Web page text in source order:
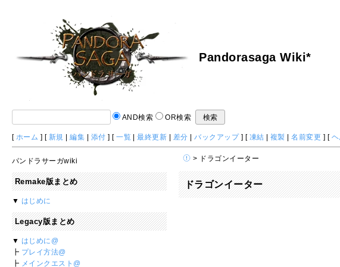
Pandorasaga Wiki*
AND検索 OR検索
[ ホーム ] [ 新規 |編集 添付 ] [一覧 |最終更新 差分 |バックアップ] [ 凍結 複製 |名前変更 ] [
> ドラゴンイーター
ドラゴンイーター
パンドラサーガwiki
Remake版まとめ
▼ はじめに
Legacy版まとめ
▼ はじめに@
┣ プレイ方法@
┣ メインクエスト@